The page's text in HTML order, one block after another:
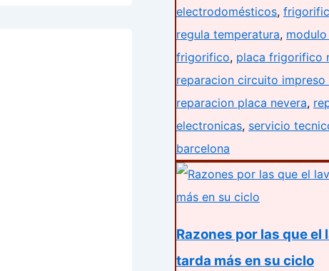
electrodomésticos,
regula temperatura,
frigorifico, placa frigorifico
reparacion circuito impreso
reparacion placa nevera,
electronicas, servicio
barcelona
Razones por las que el
tarda más en su ciclo